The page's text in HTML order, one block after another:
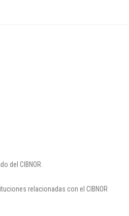
del CIBNOR.
relacionadas con el CIBNOR